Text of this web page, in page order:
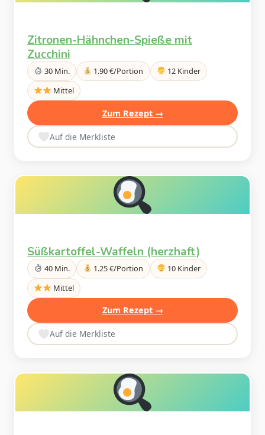
Zitronen-Hähnchen-Spieße mit
Zucchini
30 Min. 1.90 €/Portion
12 Kinder
Mittel
Zum Rezept →
Auf die Merkliste
Süßkartoffel-Waffeln (herzhaft)
40 Min. 1.25 €/Portion
10 Kinder
Mittel
Zum Rezept →
Auf die Merkliste